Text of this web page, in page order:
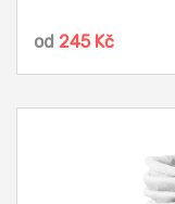
od 245 Kč